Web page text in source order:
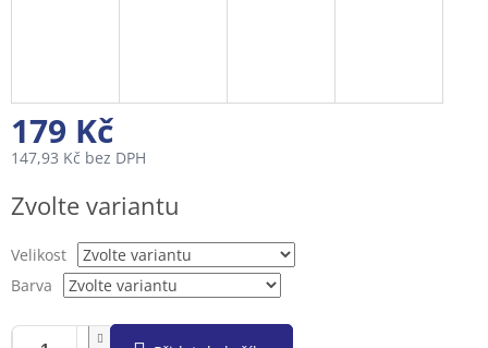
179 Kč
147,93 Kč bez DPH
cena:
Zvolte variantu
Velikost
Barva